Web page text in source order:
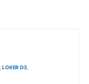
LOKER D3